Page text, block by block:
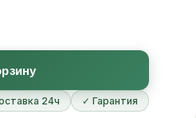
24ч ✓ Гарантия